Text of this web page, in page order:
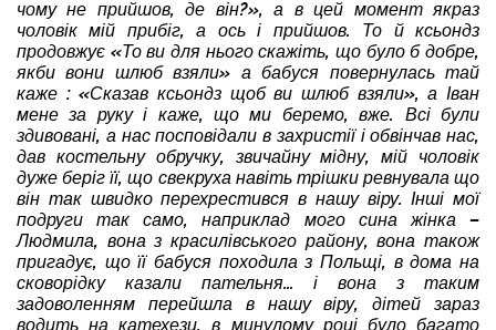
чому не прийшов, де він?», а в цей момент якраз
чоловік мій прибіг, а ось і прийшов. То й ксьондз
продовжує «То ви для нього скажіть, що було б добре,
якби вони шлюб взяли» а бабуся повернулась тай
каже : «Сказав ксьондз щоб ви шлюб взяли», а Іван
мене за руку і каже, що ми беремо, вже. Всі були
здивовані, а нас посповідали в захристії і обвінчав нас,
дав костельну обручку, звичайну мідну, мій чоловік
дуже беріг її, що свекруха навіть трішки ревнувала що
він так швидко перехрестився в нашу віру. Інші мої
подруги так само, наприклад мого сина жінка –
Людмила, вона з красилівського району, вона також
пригадує, що її бабуся походила з Польщі, в дома на
сковорідку казали пательня… і вона з таким
задоволенням перейшла в нашу віру, дітей зараз
водить на катехези, в минулому році було багато